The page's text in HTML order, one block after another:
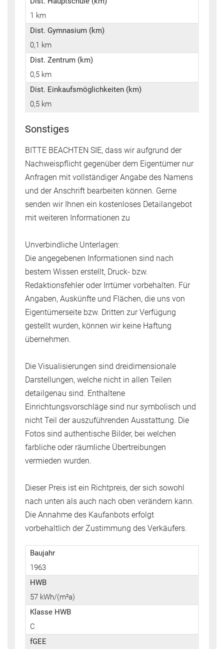
1 km
Dist. Gymnasium (km)
0,1 km
Dist. Zentrum (km)
0,5 km
Dist. Einkaufsmöglichkeiten (km)
0,5 km
Sonstiges
BITTE BEACHTEN SIE, dass wir aufgrund der
Nachweispflicht gegenüber dem Eigentümer nur
Anfragen mit vollständiger Angabe des Namens
und der Anschrift bearbeiten können. Gerne
senden wir Ihnen ein kostenloses Detailangebot
mit weiteren Informationen zu
Unverbindliche Unterlagen:
Die angegebenen Informationen sind nach
bestem Wissen erstellt, Druck- bzw.
Redaktionsfehler oder Irrtümer vorbehalten. Für
Angaben, Auskünfte und Flächen, die uns von
Eigentümerseite bzw. Dritten zur Verfügung
gestellt wurden, können wir keine Haftung
übernehmen.
Die Visualisierungen sind dreidimensionale
Darstellungen, welche nicht in allen Teilen
detailgenau sind. Enthaltene
Einrichtungsvorschläge sind nur symbolisch und
nicht Teil der auszuführenden Ausstattung. Die
Fotos sind authentische Bilder, bei welchen
farbliche oder räumliche Übertreibungen
vermieden wurden.
Dieser Preis ist ein Richtpreis, der sich sowohl
nach unten als auch nach oben verändern kann.
Die Annahme des Kaufanbots erfolgt
vorbehaltlich der Zustimmung des Verkäufers.
Baujahr
1963
HWB
57 kWh/(m²a)
Klasse HWB
C
fGEE